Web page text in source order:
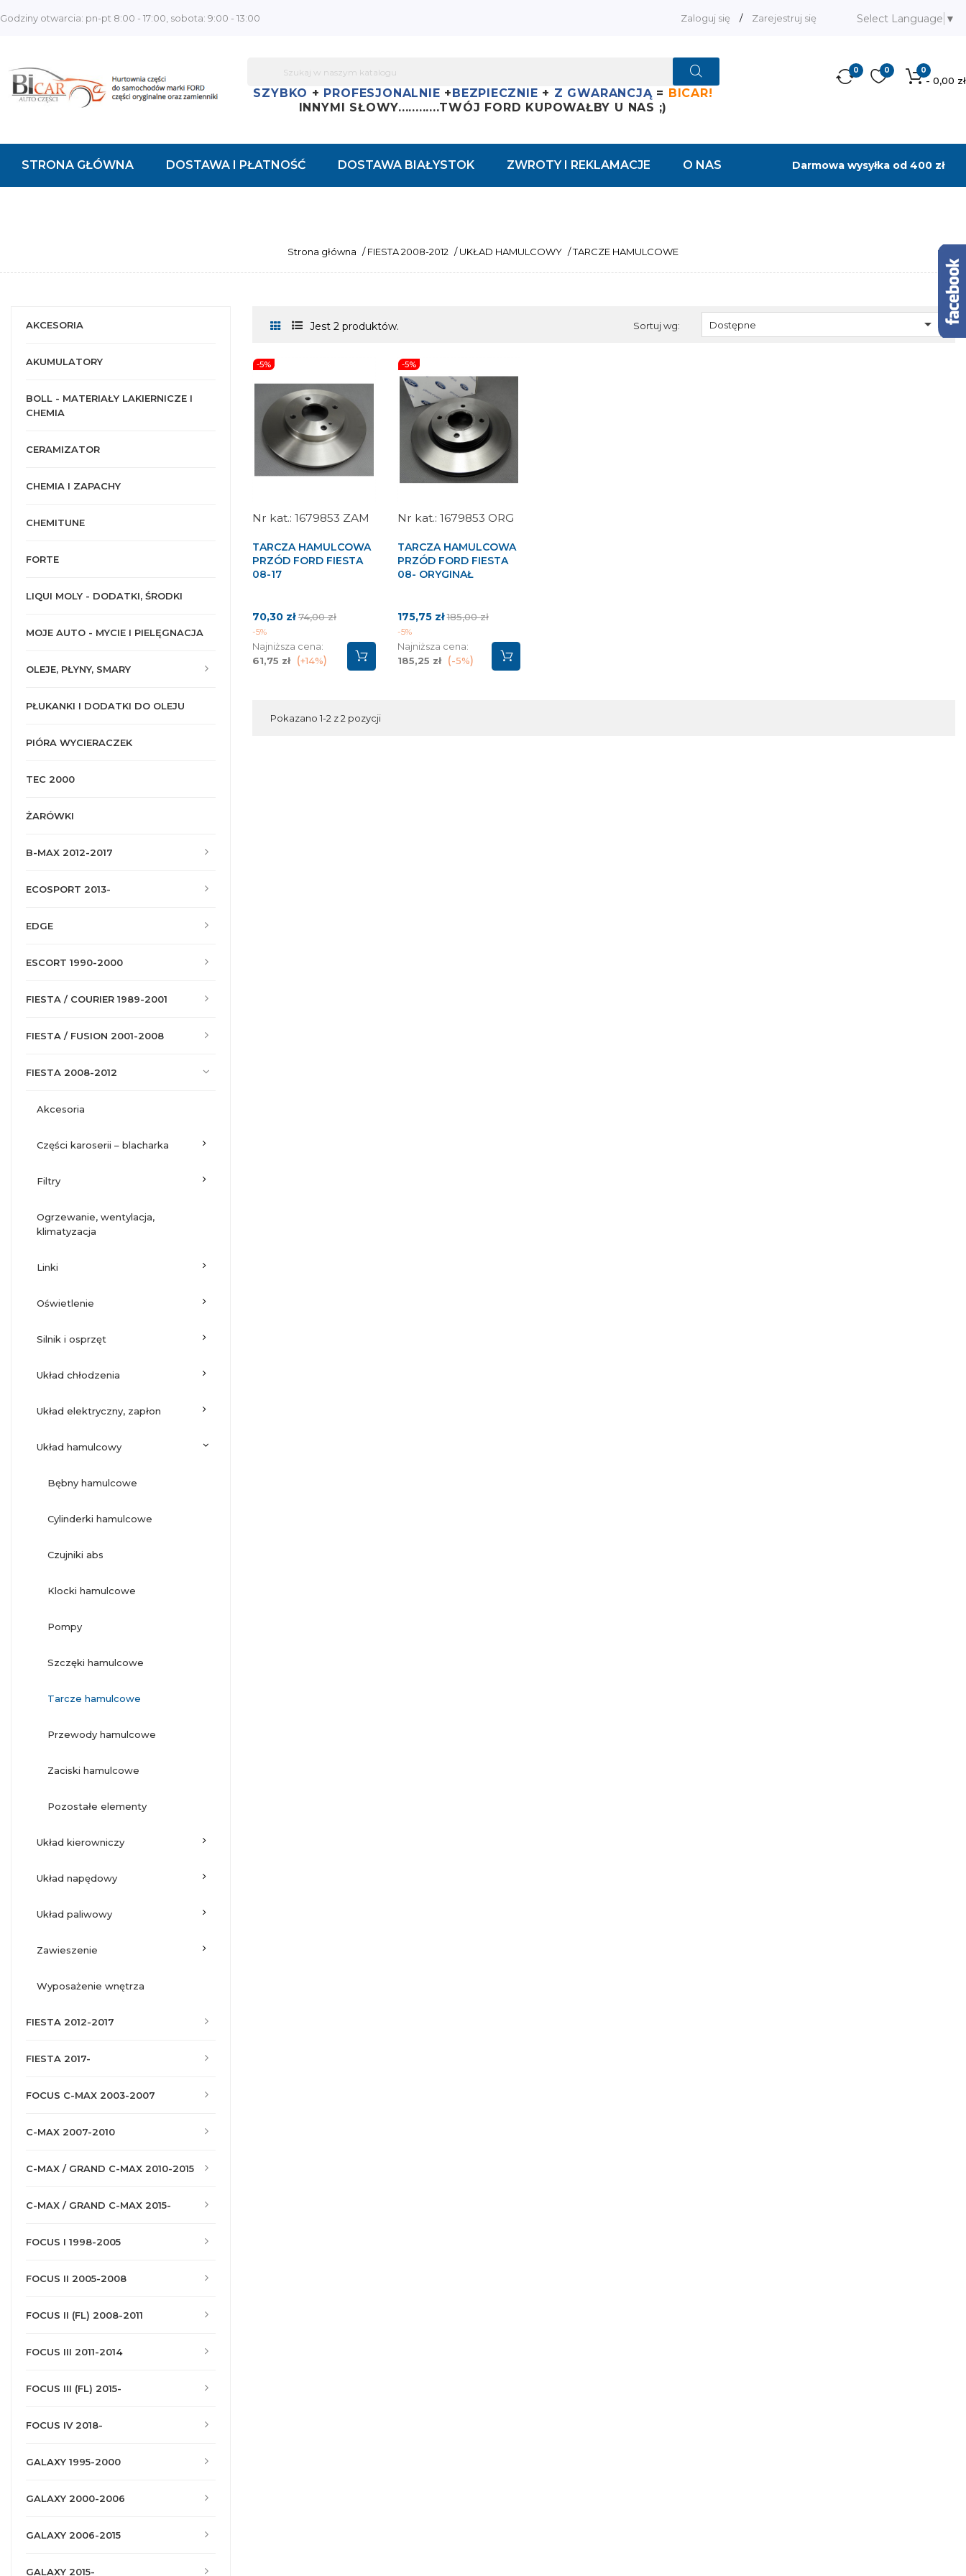
Godziny otwarcia: pn-pt 8:00 - 17:00, sobota: 9:00 - 13:00 Zaloguj się / Zarejestruj się Select Language ▼
SZYBKO + PROFESJONALNIE +BEZPIECZNIE + Z GWARANCJĄ= BICAR!
INNYMI SŁOWY............TWÓJ FORD KUPOWAŁBY U NAS ;)
0
- 0,00 zł
0
0
STRONA GŁÓWNA DOSTAWA I PŁATNOŚĆ DOSTAWA BIAŁYSTOK ZWROTY I REKLAMACJE O NAS Darmowa wysyłka od 400 zł
Strona główna / FIESTA 2008-2012 / UKŁAD HAMULCOWY /TARCZE HAMULCOWE
AKCESORIA
AKUMULATORY
BOLL - MATERIAŁY LAKIERNICZE I
CHEMIA
CERAMIZATOR
CHEMIA I ZAPACHY
CHEMITUNE
FORTE
LIQUI MOLY - DODATKI, ŚRODKI
MOJE AUTO - MYCIE I PIELĘGNACJA
OLEJE, PŁYNY, SMARY
PŁUKANKI I DODATKI DO OLEJU
PIÓRA WYCIERACZEK
TEC 2000
ŻARÓWKI
B-MAX 2012-2017
ECOSPORT 2013-
EDGE
ESCORT 1990-2000
FIESTA / COURIER 1989-2001
FIESTA / FUSION 2001-2008
FIESTA 2008-2012
akcesoria
części karoserii – blacharka
filtry
ogrzewanie, wentylacja,
klimatyzacja
linki
oświetlenie
silnik i osprzęt
układ chłodzenia
układ elektryczny, zapłon
układ hamulcowy
bębny hamulcowe
cylinderki hamulcowe
czujniki abs
klocki hamulcowe
pompy
szczęki hamulcowe
tarcze hamulcowe
przewody hamulcowe
zaciski hamulcowe
pozostałe elementy
układ kierowniczy
układ napędowy
układ paliwowy
zawieszenie
wyposażenie wnętrza
FIESTA 2012-2017
FIESTA 2017-
FOCUS C-MAX 2003-2007
C-MAX 2007-2010
C-MAX / GRAND C-MAX 2010-2015
C-MAX / GRAND C-MAX 2015-
FOCUS I 1998-2005
FOCUS II 2005-2008
FOCUS II (FL) 2008-2011
FOCUS III 2011-2014
FOCUS III (FL) 2015-
FOCUS IV 2018-
GALAXY 1995-2000
GALAXY 2000-2006
GALAXY 2006-2015
GALAXY 2015-
Jest 2 produktów. Sortuj wg: Dostępne 
-5%
1679853 ZAM
TARCZA HAMULCOWA
PRZÓD FORD FIESTA
08-17
Cena
70,30 zł Cena
74,00 zł
-5%
Najniższa cena:
61,75 zł
+14%
-5%
1679853 ORG
TARCZA HAMULCOWA
PRZÓD FORD FIESTA
08- ORYGINAŁ
Cena
175,75 złCena
185,00 zł
-5%
Najniższa cena:
185,25 zł
-5%
Pokazano 1-2 z 2 pozycji